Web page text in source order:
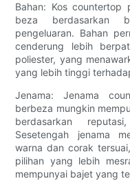
Bahan: Kos countertop
beza berdasarkan
pengeluaran. Bahan
cenderung lebih
poliester, yang
yang lebih tinggi
Jenama: Jenama
berbeza mungkin
berdasarkan
Sesetengah jenama
warna dan corak
pilihan yang lebih
mempunyai bajet yang